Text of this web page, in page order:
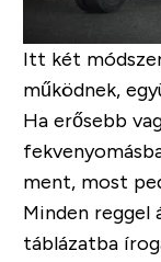
Itt két
működnek,
Ha erősebb
ment, most
Minden reggel
táblázatba